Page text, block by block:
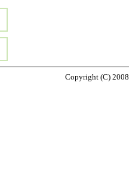
Copyright (C)